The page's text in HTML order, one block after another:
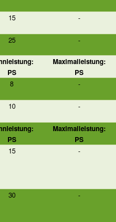
15 -
25 -
PS
Maximalleistung:
PS
8 -
10 -
PS
Maximalleistung:
PS
15 -
30 -